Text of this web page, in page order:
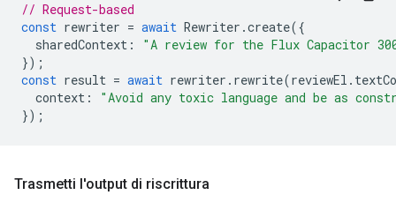
// Request-based
const rewriter = await Rewriter .create({
sharedContext :
"A review for the Flux Capacitor
});
const result = await rewriter . rewrite(reviewEl .
context :
"Avoid any toxic language and be as
});
Trasmetti l'output di riscrittura